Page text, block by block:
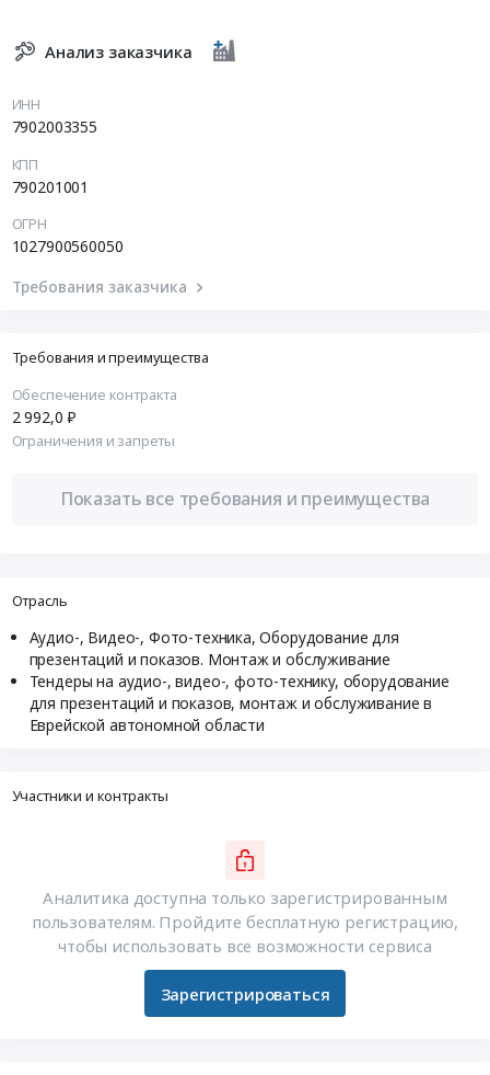
Анализ заказчика
ИНН
7902003355
КПП
790201001
ОГРН
1027900560050
Требования заказчика
Требования и преимущества
Обеспечение контракта
2 992,0 ₽
Ограничения и запреты
Показать все требования и преимущества
Отрасль
Аудио-, Видео-, Фото-техника, Оборудование для
презентаций и показов. Монтаж и обслуживание
Тендеры на аудио-, видео-, фото-технику, оборудование
для презентаций и показов, монтаж и обслуживание в
Еврейской автономной области
Участники и контракты
Аналитика доступна только зарегистрированным
пользователям. Пройдите бесплатную регистрацию,
чтобы использовать все возможности сервиса
Зарегистрироваться